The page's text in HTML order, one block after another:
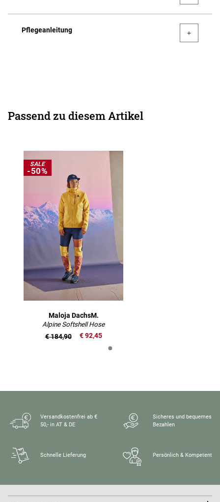
Pflegeanleitung
Passend zu diesem Artikel
SALE
-50%
Maloja DachsM.
Alpine Softshell Hose
€ 92,45
€ 184,90
Versandkostenfrei ab €
50,- in AT & DE
Sicheres und bequemes
Bezahlen
Schnelle Lieferung Persönlich & Kompetent